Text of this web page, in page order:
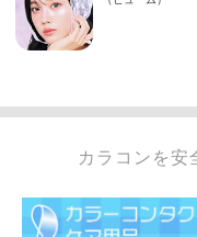
カラコンを安